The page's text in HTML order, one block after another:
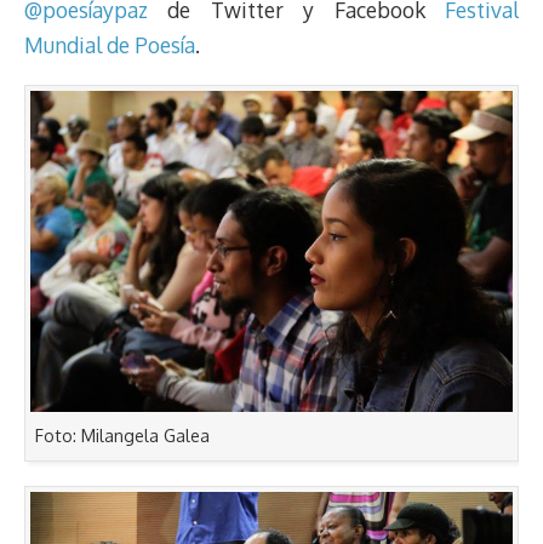
@poesíaypaz de Twitter y Facebook Festival
Mundial de Poesía.
Foto: Milangela Galea